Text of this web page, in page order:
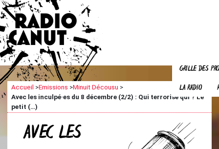
GRILLE DES
LA RADIO
Accueil >Emissions >Minuit Décousu >
Avec les inculpé·es du 8 décembre (2/2) : Qui terrorise qui ? Le
petit (…)
AVEC LES